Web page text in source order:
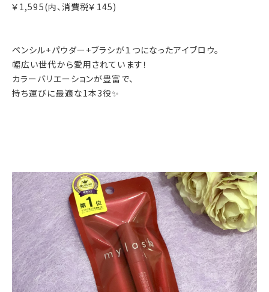
￥1,595(内、消費税￥145)
ペンシル+パウダー+ブラシが１つになったアイブロウ。
幅広い世代から愛用されています！
カラーバリエーションが豊富で、
持ち運びに最適な1本3役✨